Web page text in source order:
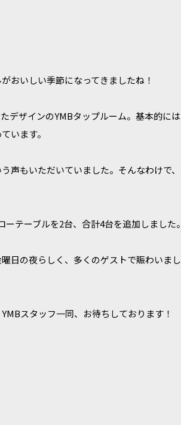
おいしい季節になってきましたね！
デザインのYMBタップルーム。基本的に
います。
声もいただいていました。そんなわけで
テーブルを2台、合計4台を追加しました。
日の夜らしく、多くのゲストで賑わいま
スタッフ一同、お待ちしております！